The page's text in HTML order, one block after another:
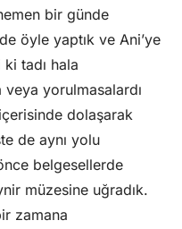
bir günde
öyle yaptık ve Ani’ye
tadı hala
yorulmasalardı
dolaşarak
de aynı yolu
belgesellerde
müzesine uğradık.
zamana